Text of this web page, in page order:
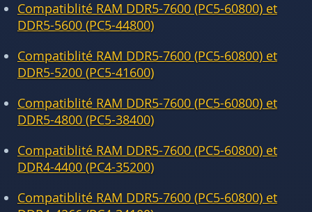
Compatiblité RAM DDR5-7600 (PC5-60800) et
DDR5-5600 (PC5-44800)
Compatiblité RAM DDR5-7600 (PC5-60800) et
DDR5-5200 (PC5-41600)
Compatiblité RAM DDR5-7600 (PC5-60800) et
DDR5-4800 (PC5-38400)
Compatiblité RAM DDR5-7600 (PC5-60800) et
DDR4-4400 (PC4-35200)
Compatiblité RAM DDR5-7600 (PC5-60800) et